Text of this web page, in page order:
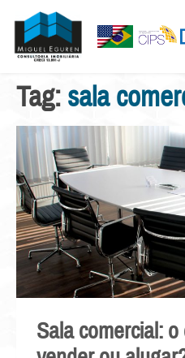
Tag: sala
Sala comercial: